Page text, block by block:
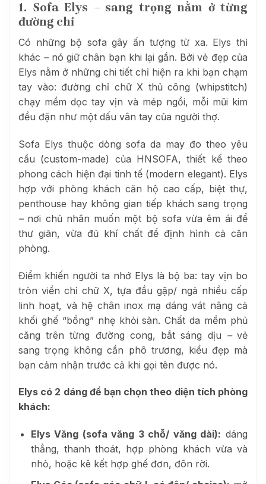
1. Sofa Elys –sang trọng nằm ở từng
đường chỉ
Có những bộ sofa gây ấn tượng từ xa. Elys thì
khác –nó giữ chân bạn khi lại gần. Bởi vẻ đẹp của
Elys nằm ở những chi tiết chỉ hiện ra khi bạn chạm
tay vào: đường chỉ chữ X thủ công (whipstitch)
chạy mềm dọc tay vịn và mép ngồi, mỗi mũi kim
đều đặn như một dấu vân tay của người thợ.
Sofa Elys thuộc dòng sofa da may đo theo yêu
cầu (custom-made) của HNSOFA, thiết kế theo
phong cách hiện đại tinh tế (modern elegant). Elys
hợp với phòng khách căn hộ cao cấp, biệt thự,
penthouse hay không gian tiếp khách sang trọng
–nơi chủ nhân muốn một bộ sofa vừa êm ái để
thư giãn, vừa đủ khí chất để định hình cả căn
phòng.
Điểm khiến người ta nhớ Elys là bộ ba: tay vịn bo
tròn viền chỉ chữ X, tựa đầu gập/ ngả nhiều cấp
linh hoạt, và hệ chân inox mạ dáng vát nâng cả
khối ghế “bồng” nhẹ khỏi sàn. Chất da mềm phủ
căng trên từng đường cong, bắt sáng dịu –vẻ
sang trọng không cần phô trương, kiểu đẹp mà
bạn cảm nhận trước cả khi gọi tên được nó.
Elys có 2 dáng để bạn chọn theo diện tích phòng
khách:
Elys Văng (sofa văng 3 chỗ/ văng dài): dáng
thẳng, thanh thoát, hợp phòng khách vừa và
nhỏ, hoặc kê kết hợp ghế đơn, đôn rời.